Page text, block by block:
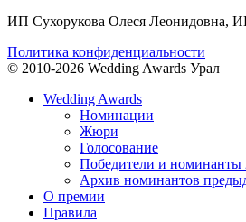
ИП Сухорукова Олеся Леонидовна,
Политика конфиденциальности
© 2010-2026 Wedding Awards Урал
Wedding Awards
Номинации
Жюри
Голосование
Победители и номинанты
Архив номинантов
О премии
Правила